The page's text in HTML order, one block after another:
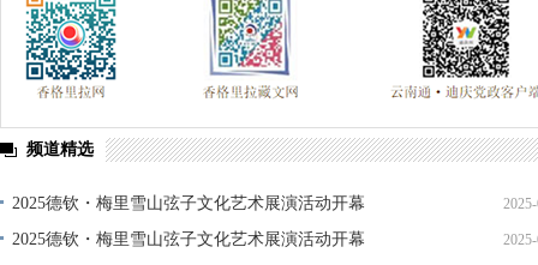
频道精选
2025德钦・梅里雪山弦子文化艺术展演活动开幕
2025德钦・梅里雪山弦子文化艺术展演活动开幕